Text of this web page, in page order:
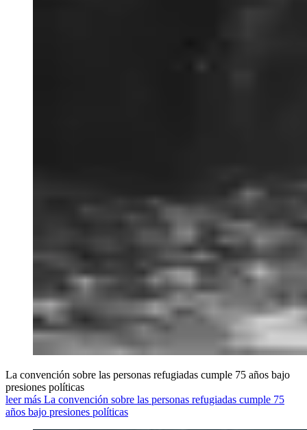
La convención sobre las personas refugiadas cumple 75 años bajo
presiones políticas
leer más La convención sobre las personas refugiadas cumple 75
años bajo presiones políticas